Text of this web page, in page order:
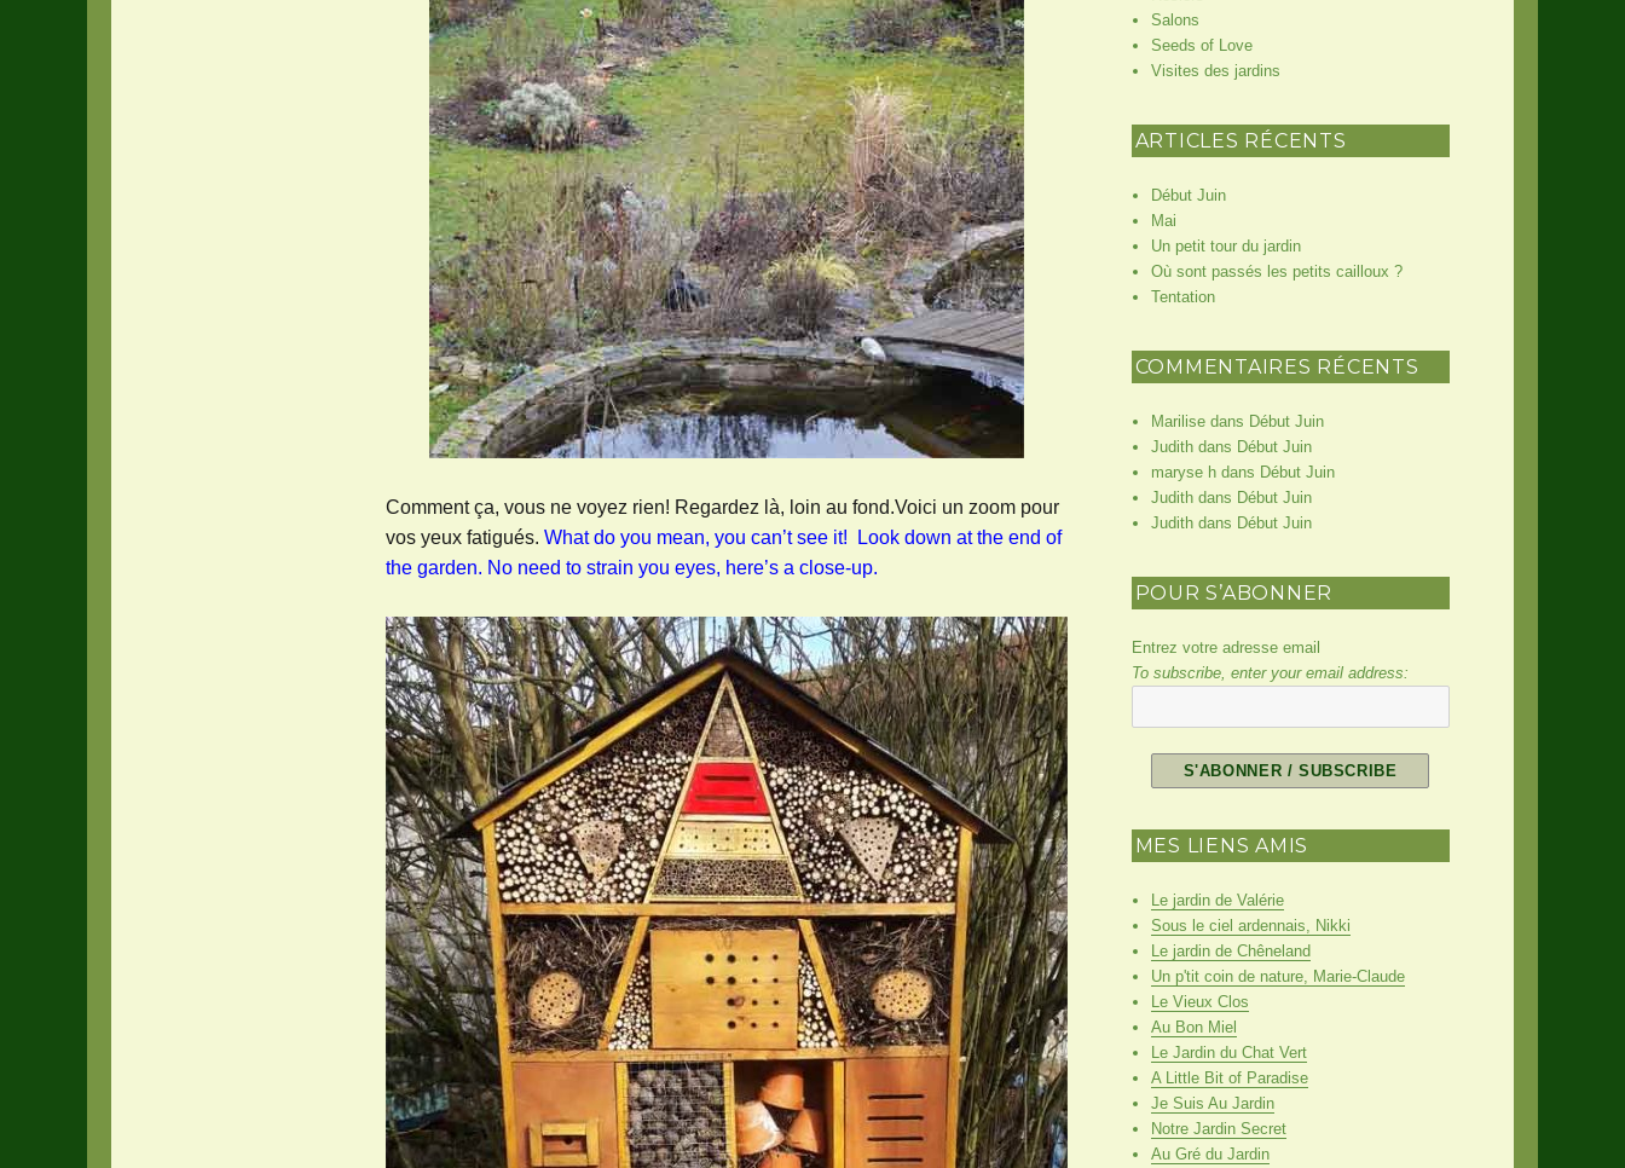
Comment ça, vous ne voyez rien! Regardez là, loin au fond.Voici un zoom pour
vos yeux fatigués. What do you mean, you can’t see it! Look down at the end of
the garden. No need to strain you eyes, here’s a close-up.
Salons
Seeds of Love
Visites des jardins
ARTICLES RÉCENTS
Début Juin
Mai
Un petit tour du jardin
Où sont passés les petits cailloux ?
Tentation
COMMENTAIRES RÉCENTS
Marilisedans Début Juin
Judithdans Début Juin
maryse hdans Début Juin
Judithdans Début Juin
Judithdans Début Juin
POUR S’ABONNER
Entrez votre adresse email
To subscribe, enter your email address:
MES LIENS AMIS
Le jardin de Valérie
Sous le ciel ardennais, Nikki
Le jardin de Chêneland
Un p'tit coin de nature, Marie-Claude
Le Vieux Clos
Au Bon Miel
Le Jardin du Chat Vert
A Little Bit of Paradise
Je Suis Au Jardin
Notre Jardin Secret
Au Gré du Jardin